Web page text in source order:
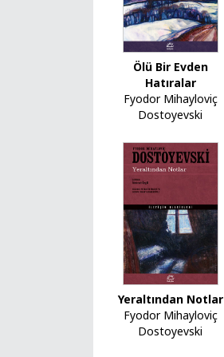
Ölü Bir Evden
Hatıralar
Fyodor Mihayloviç
Dostoyevski
Yeraltından Notlar
Fyodor Mihayloviç
Dostoyevski